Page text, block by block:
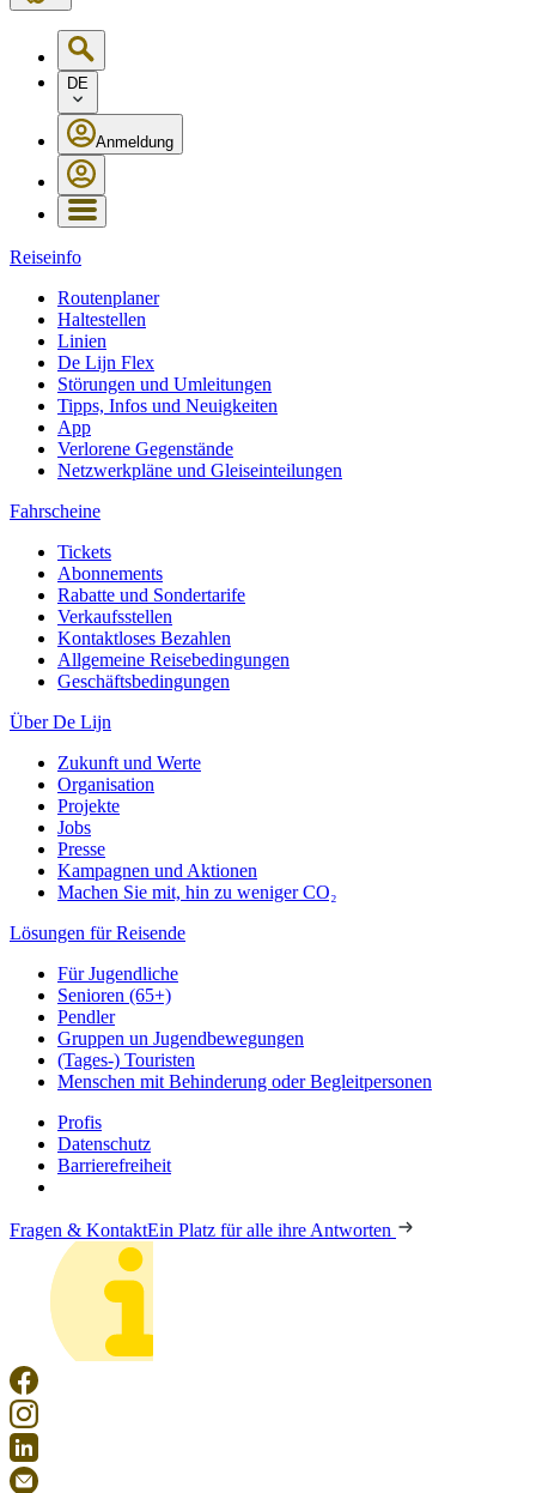
DE
Anmeldung
Reiseinfo
Routenplaner
Haltestellen
Linien
De Lijn Flex
Störungen und Umleitungen
Tipps, Infos und Neuigkeiten
App
Verlorene Gegenstände
Netzwerkpläne und Gleiseinteilungen
Fahrscheine
Tickets
Abonnements
Rabatte und Sondertarife
Verkaufsstellen
Kontaktloses Bezahlen
Allgemeine Reisebedingungen
Geschäftsbedingungen
Über De Lijn
Zukunft und Werte
Organisation
Projekte
Jobs
Presse
Kampagnen und Aktionen
Machen Sie mit, hin zu weniger CO₂
Lösungen für Reisende
Für Jugendliche
Senioren (65+)
Pendler
Gruppen un Jugendbewegungen
(Tages-) Touristen
Menschen mit Behinderung oder Begleitpersonen
Profis
Datenschutz
Barrierefreiheit
Fragen & KontaktEin Platz für alle ihre Antworten